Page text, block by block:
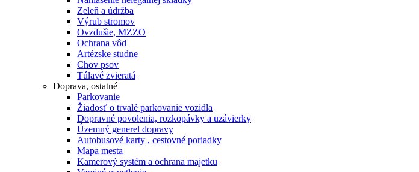
Zeleň a údržba
Výrub stromov
Ovzdušie, MZZO
Ochrana vôd
Artézske studne
Chov psov
Túlavé zvieratá
Doprava, ostatné
Parkovanie
Žiadosť o trvalé parkovanie vozidla
Dopravné povolenia, rozkopávky a uzávierky
Územný generel dopravy
Autobusové karty , cestovné poriadky
Mapa mesta
Kamerový systém a ochrana majetku